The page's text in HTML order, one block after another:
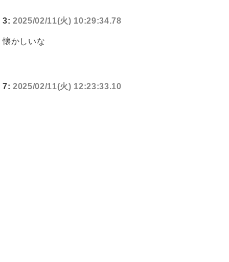
3: 2025/02/11(火) 10:29:34.78
懐かしいな
7: 2025/02/11(火) 12:23:33.10